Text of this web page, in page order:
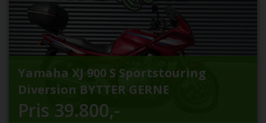
Yamaha XJ 900 S Sportstouring
Diversion BYTTER GERNE
Pris 39.800,-